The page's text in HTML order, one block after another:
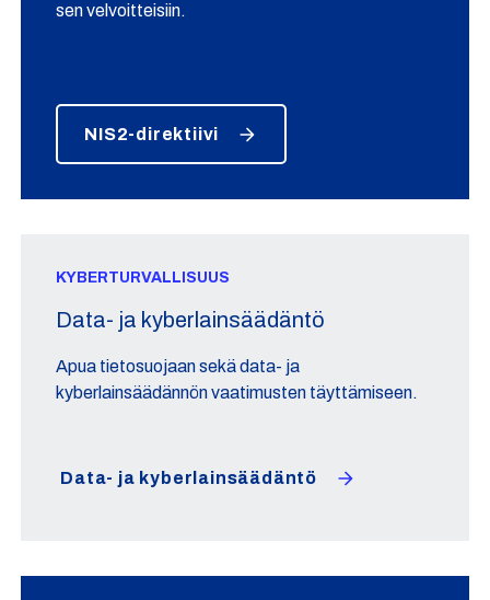
sen velvoitteisiin.
NIS2-direktiivi
KYBERTURVALLISUUS
Data- ja kyberlainsäädäntö
Apua tietosuojaan sekä data- ja
kyberlainsäädännön vaatimusten täyttämiseen.
Data- ja kyberlainsäädäntö